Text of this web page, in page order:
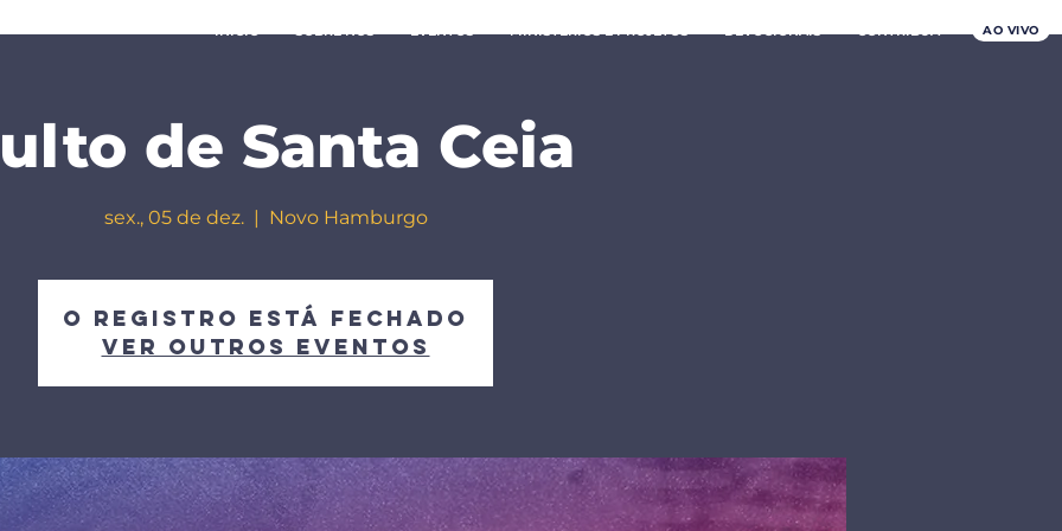
INÍCIO SOBRE NÓS EVENTOS MINISTÉRIOS E PROJETOS DEVOCIONAIS CONTRIBUA AO VIVO
de Santa Ceia
sex., 05 de dez.
  |
Novo Hamburgo
O registro está fechado
Ver outros eventos